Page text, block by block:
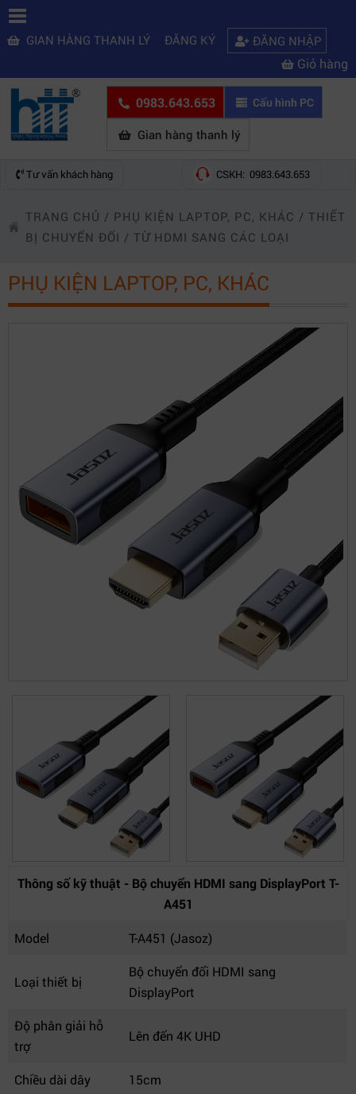
GIAN HÀNG THANH LÝ ĐĂNG KÝ ĐĂNG NHẬP
Giỏ hàng
0983.643.653 Cấu hình PC
Gian hàng thanh lý
Tư vấn khách hàng CSKH: 0983.643.653
TRANG CHỦ / PHỤ KIỆN LAPTOP, PC, KHÁC / THIẾT
BỊ CHUYỂN ĐỔI / TỪ HDMI SANG CÁC LOẠI
PHỤ KIỆN LAPTOP, PC, KHÁC
Thông số kỹ thuật - Bộ chuyển HDMI sang DisplayPort T-
A451
Model T-A451 (Jasoz)
Loại thiết bị
Bộ chuyển đổi HDMI sang
DisplayPort
Độ phân giải hỗ
trợ
Lên đến 4K UHD
Chiều dài dây
15cm